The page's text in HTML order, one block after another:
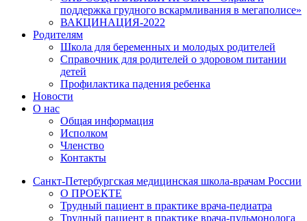
поддержка грудного вскармливания в мегаполисе»
ВАКЦИНАЦИЯ-2022
Родителям
Школа для беременных и молодых родителей
Справочник для родителей о здоровом питании
детей
Профилактика падения ребенка
Новости
О нас
Общая информация
Исполком
Членство
Контакты
Санкт-Петербургская медицинская школа-врачам России
О ПРОЕКТЕ
Трудный пациент в практике врача-педиатра
Трудный пациент в практике врача-пульмонолога